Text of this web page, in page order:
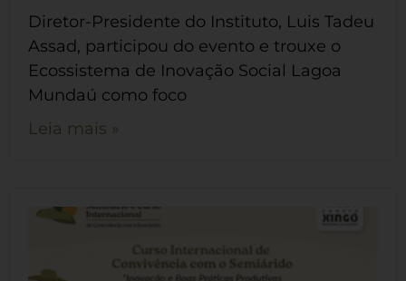
Diretor-Presidente do Instituto, Luis Tadeu
Assad, participou do evento e trouxe o
Ecossistema de Inovação Social Lagoa
Mundaú como foco
Leia mais »